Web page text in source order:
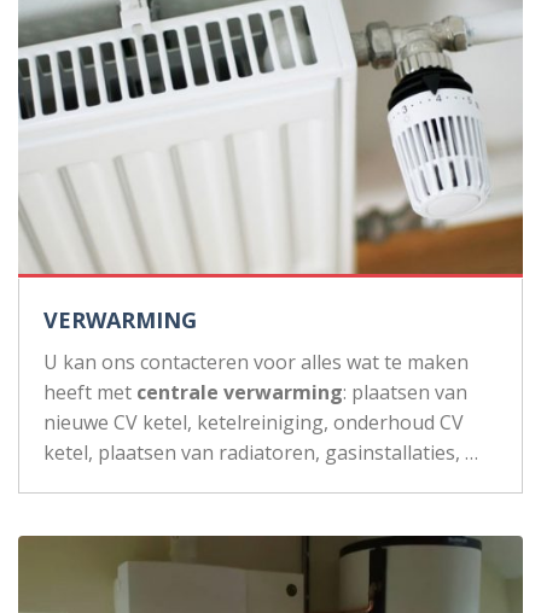
VERWARMING
U kan ons contacteren voor alles wat te maken
heeft met centrale verwarming: plaatsen van
nieuwe CV ketel, ketelreiniging, onderhoud CV
ketel, plaatsen van radiatoren, gasinstallaties, …